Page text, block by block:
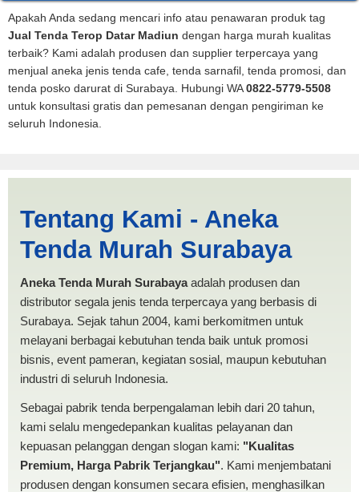
Apakah Anda sedang mencari info atau penawaran produk tag
Jual Tenda Terop Datar Madiun dengan harga murah kualitas
terbaik? Kami adalah produsen dan supplier terpercaya yang
menjual aneka jenis tenda cafe, tenda sarnafil, tenda promosi, dan
tenda posko darurat di Surabaya. Hubungi WA0822-5779-5508
untuk konsultasi gratis dan pemesanan dengan pengiriman ke
seluruh Indonesia.
Madiun | PRODUKSI ANEKA
TENDA MURAH
Tentang Kami - Aneka
Tenda Murah Surabaya
Aneka Tenda Murah Surabayaadalah produsen dan
distributor segala jenis tenda terpercaya yang berbasis di
Surabaya. Sejak tahun 2004, kami berkomitmen untuk
melayani berbagai kebutuhan tenda baik untuk promosi
bisnis, event pameran, kegiatan sosial, maupun kebutuhan
industri di seluruh Indonesia.
Sebagai pabrik tenda berpengalaman lebih dari 20 tahun,
kami selalu mengedepankan kualitas pelayanan dan
kepuasan pelanggan dengan slogan kami: "Kualitas
Premium, Harga Pabrik Terjangkau". Kami menjembatani
produsen dengan konsumen secara efisien, menghasilkan